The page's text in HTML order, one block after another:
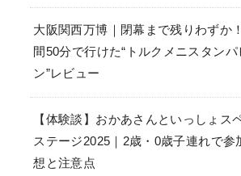
大阪関西万博｜閉幕まで残りわずか
間50分で行けた“トルクメニスタンパ
ン”レビュー
【体験談】おかあさんといっしょス
ステージ2025｜2歳・0歳子連れで参
想と注意点